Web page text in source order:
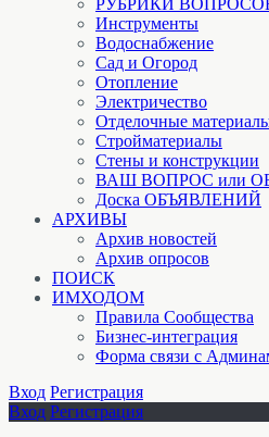
Инструменты
Водоснабжение
Сад и Огород
Отопление
Электричество
Отделочные
Стройматериалы
Стены и конструкции
ВАШ ВОПРОС или
Доска ОБЪЯВЛЕНИЙ
АРХИВЫ
Архив новостей
Архив опросов
ПОИСК
ИМХОДОМ
Правила Сообщества
Бизнес-интеграция
Форма связи с
Вход Регистрация
Вход Регистрация